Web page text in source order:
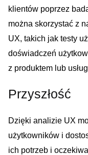
klientów⁢ poprzez
można skorzystać z
UX, takich jak testy
doświadczeń
z produktem lub
Przyszłość
Dzięki analizie UX
użytkowników i
​ich potrzeb i